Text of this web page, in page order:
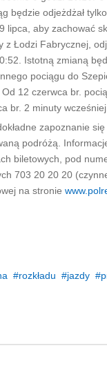
będzie odjeżdżał
lipca, aby zachować
z Łodzi Fabrycznej,
Istotną zmianą
pociągu do
12 czerwca br.
br. 2 minuty
zapoznanie
podróżą.
biletowych, pod
703 20 20 20
na stronie
rozkładu jazdy